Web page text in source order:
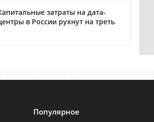
затраты на дата-
в России рухнут на треть
Популярное